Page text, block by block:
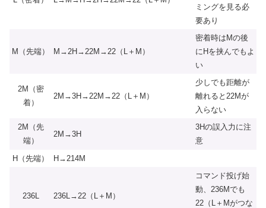
ミングを見る必
要あり
M（先端） M→2H→22M→22（L＋M）
密着時はMの後
にHを挟んでもよ
い
2M（密
着）
2M→3H→22M→22（L＋M）
少しでも距離が
離れると22Mが
入らない
2M（先
端）
2M→3H
3Hの誤入力に注
意
H（先端）
H→214M
236L 236L→22（L＋M）
コマンド投げ始
動、236Mでも
22（L＋Mがつな